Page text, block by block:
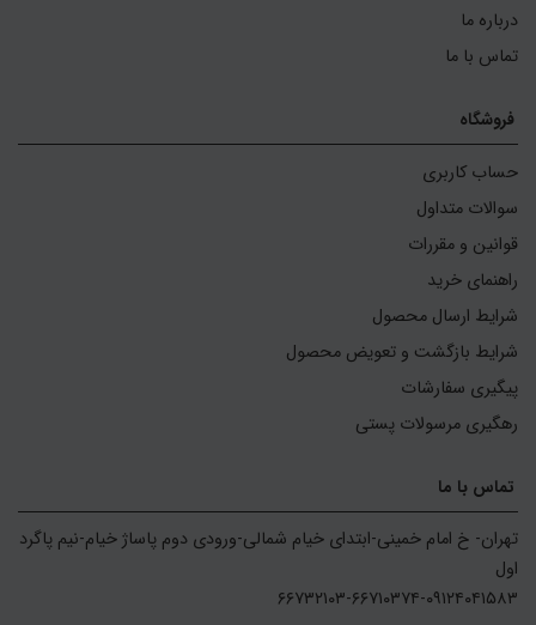
درباره ما
تماس با ما
فروشگاه
حساب کاربری
سوالات متداول
قوانین و مقررات
راهنمای خرید
شرایط ارسال محصول
شرایط بازگشت و تعویض محصول
پیگیری سفارشات
رهگیری مرسولات پستی
تماس با ما
۶۶۷۳۲۱۰۳-۶۶۷۱۰۳۷۴-۰۹۱۲۴۰۴۱۵۸۳